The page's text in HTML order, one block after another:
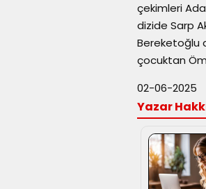
çekimleri
dizide Sarp
Bereketoğlu
çocuktan
02-06-2025
Yazar